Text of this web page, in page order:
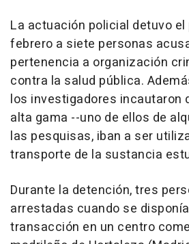
La actuación policial detuvo el
febrero a siete personas
pertenencia a organización
contra la salud pública.
los investigadores incautaron
alta gama --uno de ellos de
las pesquisas, iban a ser
transporte de la sustancia
Durante la detención, tres
arrestadas cuando se
transacción en un centro